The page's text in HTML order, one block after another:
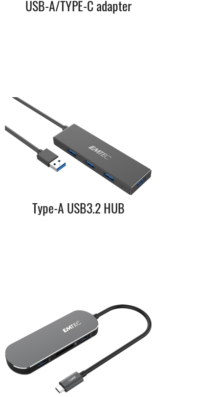
USB-A/TYPE-C adapter
Type-A USB3.2 HUB